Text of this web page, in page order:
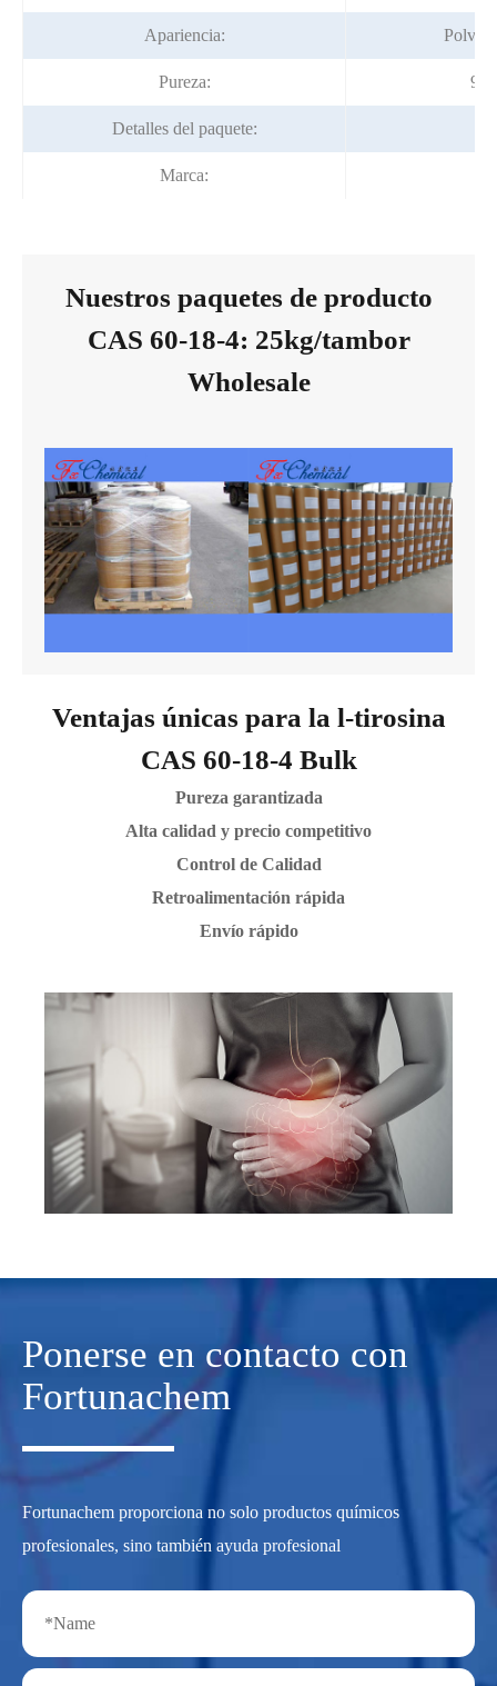
Apariencia: Polvo
Pureza:
Detalles del paquete:
Marca:
Nuestros paquetes de producto
CAS 60-18-4: 25kg/tambor
Wholesale
Ventajas únicas para la l-tirosina
CAS 60-18-4 Bulk
Pureza garantizada
Alta calidad y precio competitivo
Control de Calidad
Retroalimentación rápida
Envío rápido
Ponerse en contacto con
Fortunachem
Fortunachem proporciona no solo productos químicos
profesionales, sino también ayuda profesional